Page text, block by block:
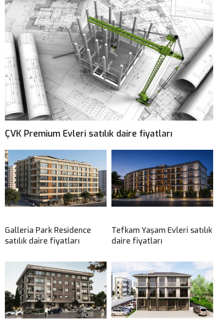
ÇVK Premium Evleri satılık daire fiyatları
Galleria Park Residence
satılık daire fiyatları
Tefkam Yaşam Evleri satılık
daire fiyatları